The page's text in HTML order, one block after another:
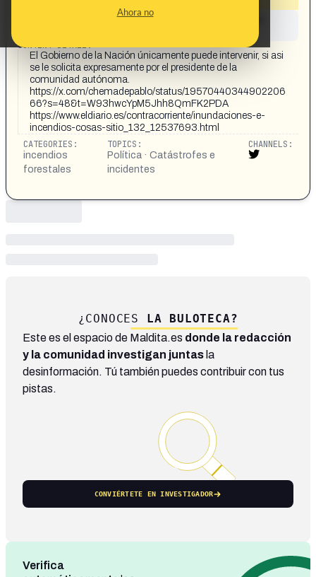
Ahora no
This content has not yet been investigated by the
CONTENT DETAIL:
El Gobierno de la Nación únicamente puede intervenir, si asi
se le solicita expresamente por el presidente de la
comunidad autónoma.
https://x.com/chemadepablo/status/19570440344902206
66?s=48&t=W93hwcYpM5Jhh8QmFK2PDA
https://www.eldiario.es/contracorriente/inundaciones-e-
incendios-cosas-sitio_132_12537693.html
CATEGORIES:
incendios
forestales
TOPICS:
Política · Catástrofes e
incidentes
CHANNELS:
¿CONOCES LA BULOTECA?
Este es el espacio de Maldita.es donde la redacción
y la comunidad investigan juntas la
desinformación. Tú también puedes contribuir con tus
pistas.
CONVIÉRTETE EN INVESTIGADOR
Verifica